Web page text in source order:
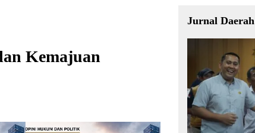
Kemajuan
Jurnal Daerah